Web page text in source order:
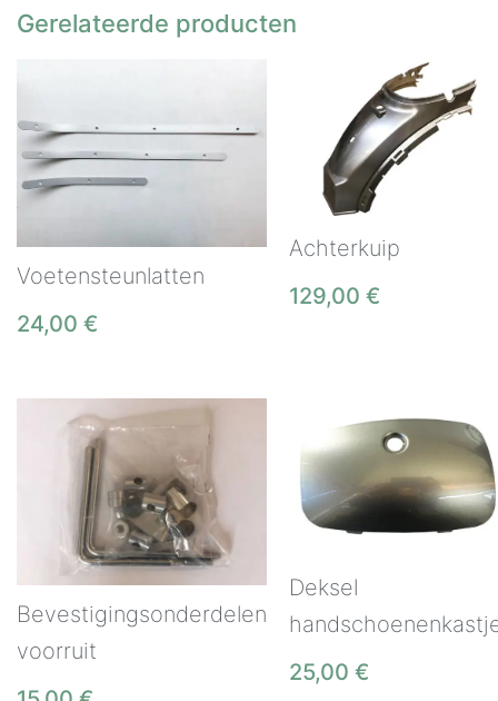
Gerelateerde producten
Voetensteunlatten
24,00 €
Achterkuip
129,00 €
Bevestigingsonderdelen
voorruit
Deksel
25,00 €